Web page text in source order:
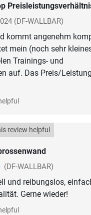
(DF-WALLBAR)
kommt angenehm
mein (noch sehr
Trainings- und
auf. Das Preis/
review helpful
(DF-WALLBAR)
und reibungslos,
Gerne wieder!